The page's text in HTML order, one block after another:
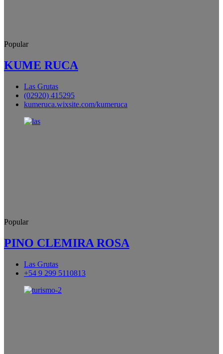
Popular
KUME RUCA
Las Grutas
(02920) 415295
kumeruca.wixsite.com/kumeruca
Popular
PINO CLEMIRA ROSA
Las Grutas
+54 9 299 5110813